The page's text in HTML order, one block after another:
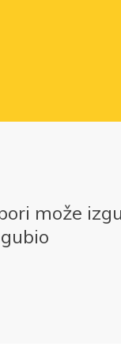
može